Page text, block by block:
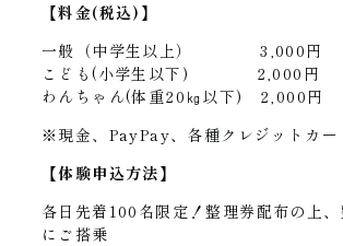
【料金(税込)】
一般（中学生以上） 3,000円
こども(小学生以下) 2,000円
わんちゃん(体重20㎏以下) 2,000円
※現金、PayPay、各種クレジットカー
【体験申込方法】
各日先着100名限定！整理券配布の上
にご搭乗